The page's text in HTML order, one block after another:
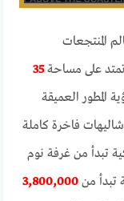
المنتجعات
على مساحة35
المطور العميقة
فاخرة كاملة
تبدأ من غرفة نوم
تبدأ من3,800,000